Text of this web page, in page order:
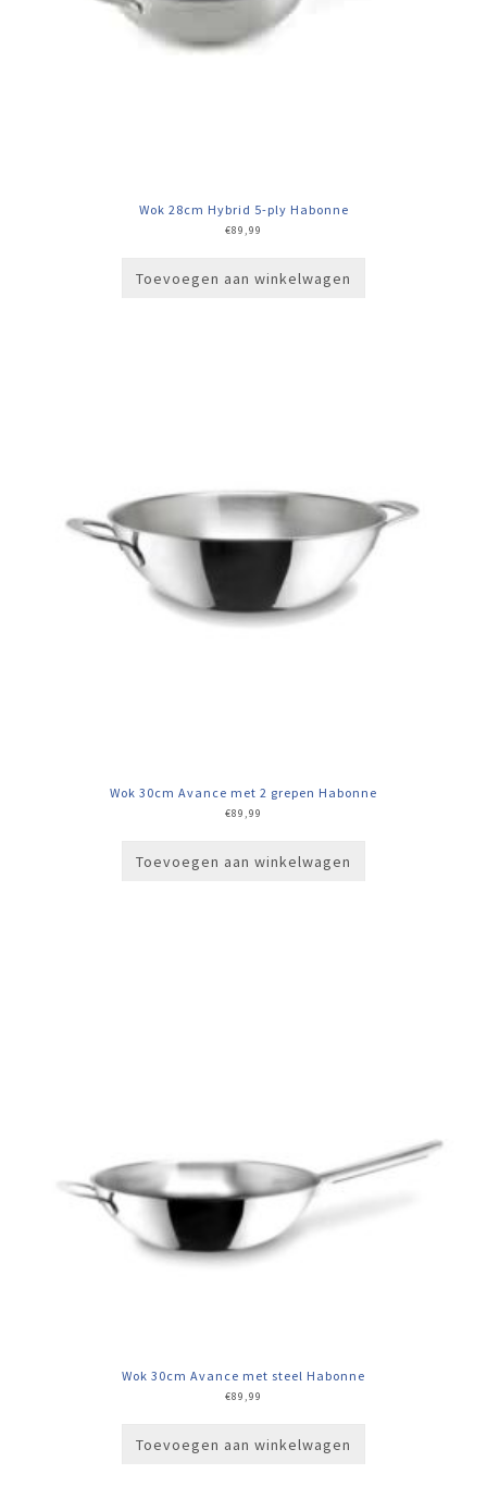
Wok 28cm Hybrid 5-ply Habonne
€89,99
Toevoegen aan winkelwagen
Wok 30cm Avance met 2 grepen Habonne
€89,99
Toevoegen aan winkelwagen
Wok 30cm Avance met steel Habonne
€89,99
Toevoegen aan winkelwagen